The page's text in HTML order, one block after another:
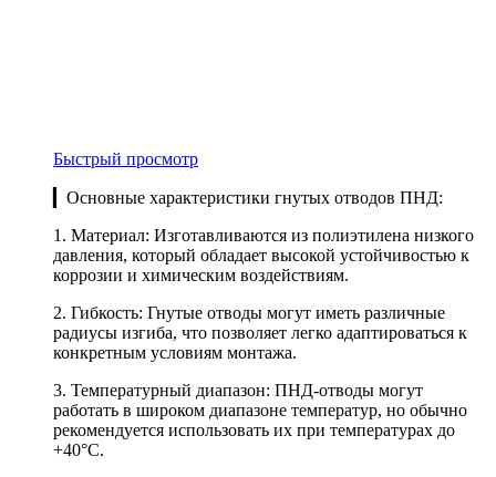
Быстрый просмотр
▎Основные характеристики гнутых отводов ПНД:
1. Материал: Изготавливаются из полиэтилена низкого
давления, который обладает высокой устойчивостью к
коррозии и химическим воздействиям.
2. Гибкость: Гнутые отводы могут иметь различные
радиусы изгиба, что позволяет легко адаптироваться к
конкретным условиям монтажа.
3. Температурный диапазон: ПНД-отводы могут
работать в широком диапазоне температур, но обычно
рекомендуется использовать их при температурах до
+40°C.